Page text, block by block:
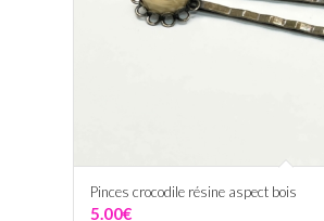
Pinces crocodile résine aspect bois
5.00€